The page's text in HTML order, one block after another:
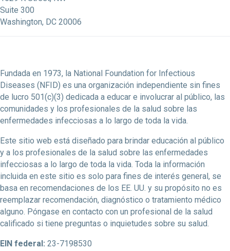
Suite 300
Washington, DC 20006
Fundada en 1973, la National Foundation for Infectious
Diseases (NFID) es una organización independiente sin fines
de lucro 501(c)(3) dedicada a educar e involucrar al público, las
comunidades y los profesionales de la salud sobre las
enfermedades infecciosas a lo largo de toda la vida.
Este sitio web está diseñado para brindar educación al público
y a los profesionales de la salud sobre las enfermedades
infecciosas a lo largo de toda la vida. Toda la información
incluida en este sitio es solo para fines de interés general, se
basa en recomendaciones de los EE. UU. y su propósito no es
reemplazar recomendación, diagnóstico o tratamiento médico
alguno. Póngase en contacto con un profesional de la salud
calificado si tiene preguntas o inquietudes sobre su salud.
EIN federal: 23-7198530